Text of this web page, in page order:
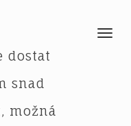
dostat
snad
možná
Toggle